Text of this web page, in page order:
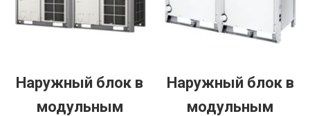
Наружный блок в
модульным
Наружный блок в
модульным